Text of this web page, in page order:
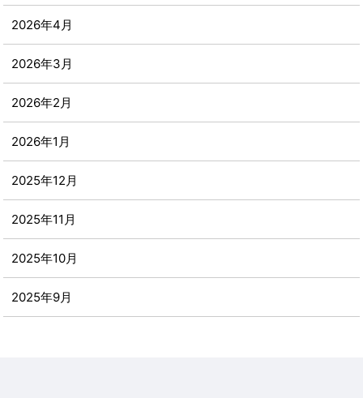
2026年4月
2026年3月
2026年2月
2026年1月
2025年12月
2025年11月
2025年10月
2025年9月